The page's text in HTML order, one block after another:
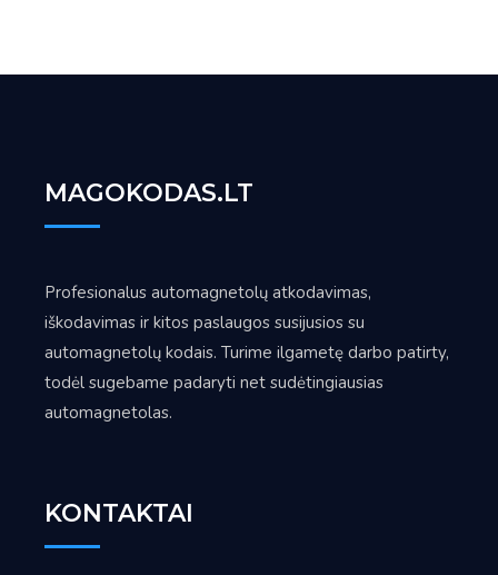
MAGOKODAS.LT
Profesionalus automagnetolų atkodavimas,
iškodavimas ir kitos paslaugos susijusios su
automagnetolų kodais. Turime ilgametę darbo patirty,
todėl sugebame padaryti net sudėtingiausias
automagnetolas.
KONTAKTAI